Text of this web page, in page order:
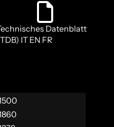
Datenblatt
IT EN FR